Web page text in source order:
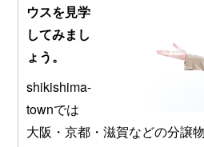
ウスを見学
してみまし
ょう。
shikishima-
townでは
大阪・京都・滋賀などの分譲